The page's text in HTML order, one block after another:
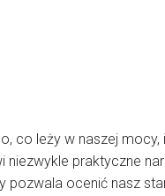
co leży w naszej
praktyczne
ocenić nasz